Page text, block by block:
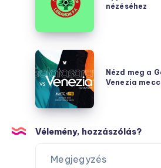
Premier
nézéséhez
nézéséhez
Nézd
meg
a
Galatasaray
és
a
Venezia
meccset!
Nézd meg a
Venezia
Vélemény, hozzászólás?